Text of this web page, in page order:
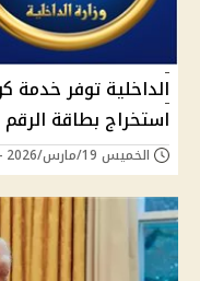
الداخلية توفر خدمة
استخراج بطاقة
الخميس 19/مارس/2026 - 02:00 ص